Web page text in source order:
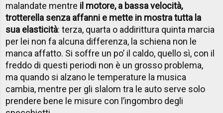
malandate mentre il motore, a bassa velocità,
trotterella senza affanni e mette in mostra tutta la
sua elasticità: terza, quarta o addirittura quinta marcia
per lei non fa alcuna differenza, la schiena non le
manca affatto. Si soffre un po’ il caldo, quello sì, con il
freddo di questi periodi non è un grosso problema,
ma quando si alzano le temperature la musica
cambia, mentre per gli slalom tra le auto serve solo
prendere bene le misure con l’ingombro degli